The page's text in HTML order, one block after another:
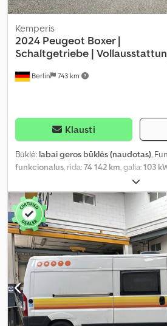
Berlin 743 km
Kemperis
2024 Peugeot Boxer |
Schaltgetriebe |
Klausti
Būklė: labai geros būklės (naudotas),
funkcionalus , rida:74 142 km , galia:103
, sėdimų vietų skaičius:4
tipas:mechaninis, spalva:balta, bendras
plotis:2 050 mm, bendras aukštis: 2 730
ašys, emisijos klasė: Euro 6 , kuro bako
3 500 kg, tuščias svoris:2 700 kg,
ankstesnių savininkų skaičius:1, Gamybos
mašinos/transporto priemonės numeris:
Įranga:ABS, automobilio registracija,
centrinis užraktas, dušas, elektroninė
(ESP), kėlimo lova, naudoto
kondicionavimas, oro pagalvė, pilna
istorija, priešrūkiniai žibintai, vairo